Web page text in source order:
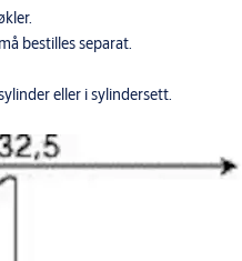
bestilles separat.
eller i sylindersett.